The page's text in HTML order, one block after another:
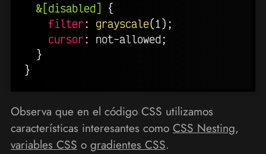
&[disabled]
{
filter: grayscale(1) ;
cursor: not-allowed;
}
}
Observa que en el código CSS utilizamos
características interesantes como CSS Nesting,
variables CSS o gradientes CSS.